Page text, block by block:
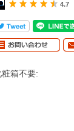
4.7
粧箱不要: